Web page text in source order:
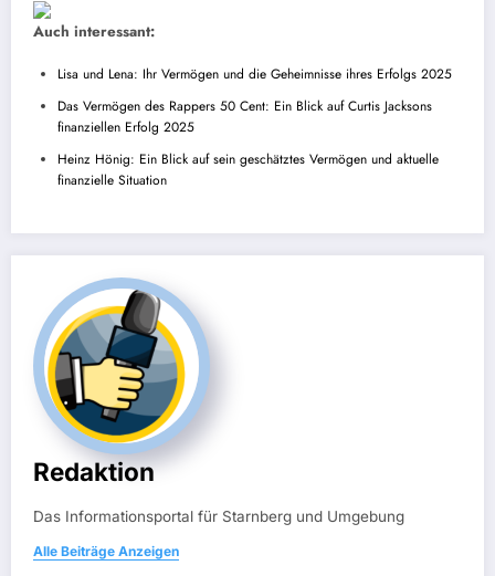
Auch interessant:
Lisa und Lena: Ihr Vermögen und die Geheimnisse ihres Erfolgs 2025
Das Vermögen des Rappers 50 Cent: Ein Blick auf Curtis Jacksons
finanziellen Erfolg 2025
Heinz Hönig: Ein Blick auf sein geschätztes Vermögen und aktuelle
finanzielle Situation
Redaktion
Das Informationsportal für Starnberg und Umgebung
Alle Beiträge Anzeigen